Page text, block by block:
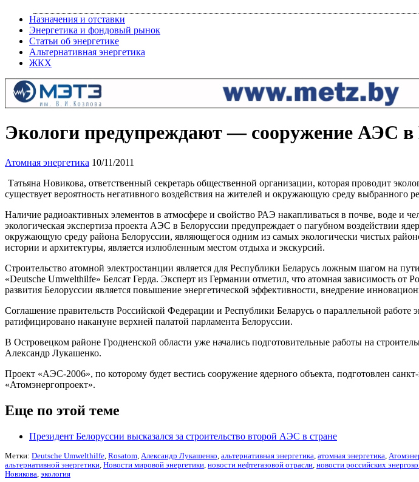
Назначения и отставки
Энергетика и фондовый рынок
Статьи об энергетике
Альтернативная энергетика
ЖКХ
Экологи предупреждают — сооружение АЭС в
Атомная энергетика 10/11/2011
Татьяна Новикова, ответственный секретарь общественной организации, которая проводит
существует вероятность негативного воздействия на жителей и окружающую среду выбранного
Наличие радиоактивных элементов в атмосфере и свойство РАЭ накапливаться в почве, воде и
экологическая экспертиза проекта АЭС в Белоруссии предупреждает о пагубном воздействии
окружающую среду района Белоруссии, являющегося одним из самых экологически чистых
истории и архитектуры, является излюбленным местом отдыха и экскурсий.
Строительство атомной электростанции является для Республики Беларусь ложным шагом на
«Deutsche Umwelthilfe» Белсат Герда. Эксперт из Германии отметил, что атомная зависимость
развития Белоруссии является повышение энергетической эффективности, внедрение
Соглашение правительств Российской Федерации и Республики Беларусь о параллельной
ратифицировано накануне верхней палатой парламента Белоруссии.
В Островецком районе Гродненской области уже начались подготовительные работы на
Александр Лукашенко.
Проект «АЭС-2006», по которому будет вестись сооружение ядерного объекта, подготовлен
«Атомэнергопроект».
Еще по этой теме
Президент Белоруссии высказался за строительство второй АЭС в стране
Метки: Deutsche Umwelthilfe Rosatom Александр Лукашенко альтернативная энергетика атомная энергетика
альтернативной энергетики Новости мировой энергетики новости нефтегазовой отрасли новости российских
Новикова экология